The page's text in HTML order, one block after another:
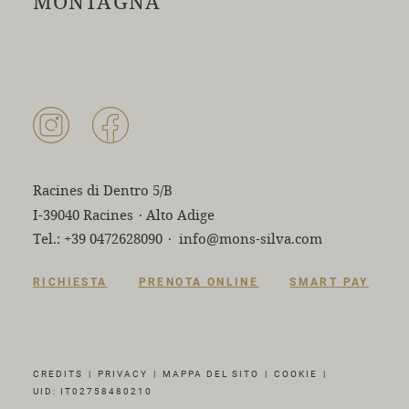
Racines di Dentro 5/B
I-39040 Racines · Alto Adige
Tel.: +39 0472628090 · info@mons-silva.com
RICHIESTA PRENOTA ONLINE SMART PAY
CREDITS | PRIVACY | MAPPA DEL SITO | COOKIE
|
UID: IT02758480210